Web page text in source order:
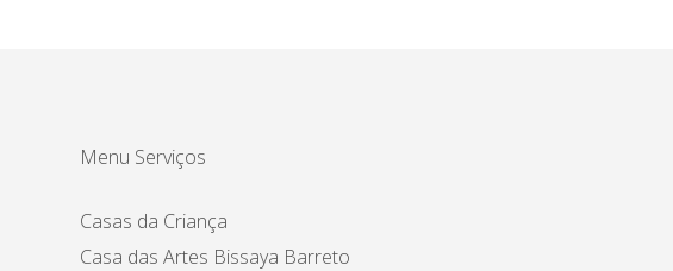
Menu Serviços
Casas da Criança
Casa das Artes Bissaya Barreto